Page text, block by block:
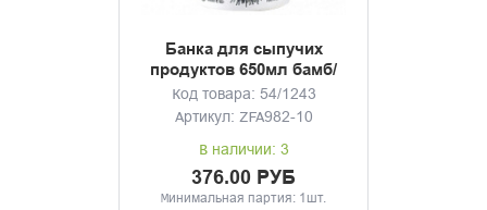
Банка для сыпучих
продуктов 650мл бамб/
кр Эдем
Код товара: 54/1243
Артикул: ZFA982-10
В наличии: 3
376.00 РУБ
Минимальная партия: 1шт.